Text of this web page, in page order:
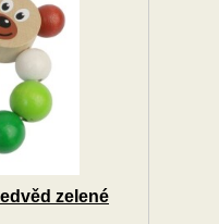
zelené